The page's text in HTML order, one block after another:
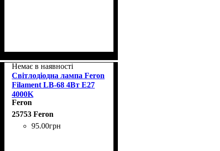
Немає в наявності
Світлодіодна лампа Feron
Filament LB-68 4Вт E27
4000K
Feron
25753 Feron
95.00грн